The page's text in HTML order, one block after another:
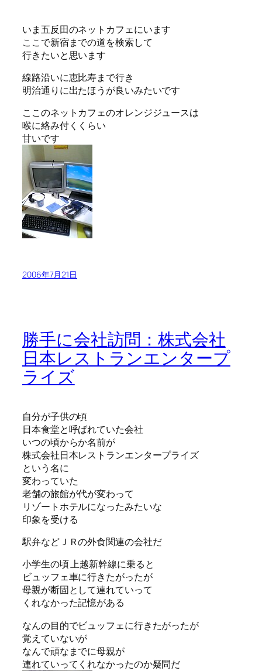
いま五反田のネットカフェにいます
ここで新宿までの道を検索して
行きたいと思います
線路沿いに恵比寿まで行き
明治通りに出たほうが良いみたいです
ここのネットカフェのオレンジジュースは
喉に絡み付くくらい
甘いです
2006年7月21日
勝手に会社訪問：株式会社
日本レストランエンタープ
ライズ
自分が子供の頃
日本食堂と呼ばれていた会社
いつの頃からか名前が
株式会社日本レストランエンタープライズ
という名に
変わっていた
老舗の旅館が代が変わって
リゾートホテルになったみたいな
印象を受ける
駅弁などＪＲの外食関連の会社だ
小学生の頃 上越新幹線に乗ると
ビュッフェ車に行きたがったが
母親が断固として連れていって
くれなかった記憶がある
なんの目的でビュッフェに行きたがったが
覚えていないが
なんで頑なまでに母親が
連れていってくれなかったのか疑問だ